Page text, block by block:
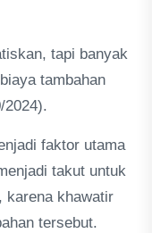
tapi banyak
tambahan
2024).
faktor utama
takut untuk
karena khawatir
tersebut.